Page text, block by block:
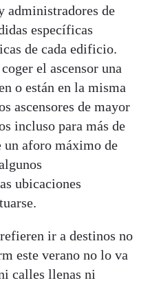
administradores de
específicas
de cada edificio.
el ascensor una
o están en la misma
ascensores de mayor
incluso para más de
un aforo máximo de
ubicaciones
ir a destinos no
este verano no lo va
calles llenas ni